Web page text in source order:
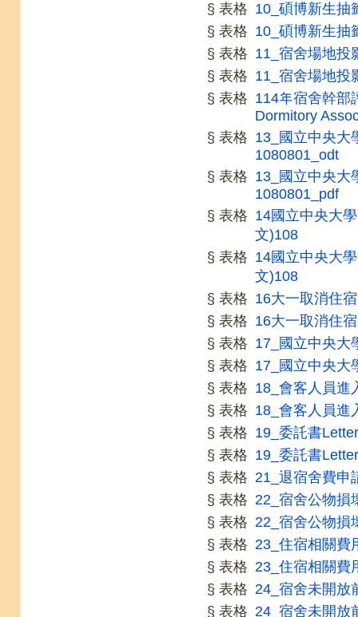
§ 表格 10_碩博新生抽
§ 表格 10_碩博新生抽
§ 表格 11_宿舍場地投
§ 表格 11_宿舍場地投
§ 表格 114年宿舍幹部
Dormitory
§ 表格 13_國立中央大
1080801_odt
§ 表格 13_國立中央大
1080801_pdf
§ 表格 14國立中央大
文)108
§ 表格 14國立中央大
文)108
§ 表格 16大一取消住
§ 表格 16大一取消住
§ 表格 17_國立中央大
§ 表格 17_國立中央大
§ 表格 18_會客人員進
§ 表格 18_會客人員進
§ 表格 19_委託書
§ 表格 19_委託書
§ 表格 21_退宿舍費申
§ 表格 22_宿舍公物損
§ 表格 22_宿舍公物損
§ 表格 23_住宿相關費
§ 表格 23_住宿相關費
§ 表格 24_宿舍未開放
§ 表格 24_宿舍未開放